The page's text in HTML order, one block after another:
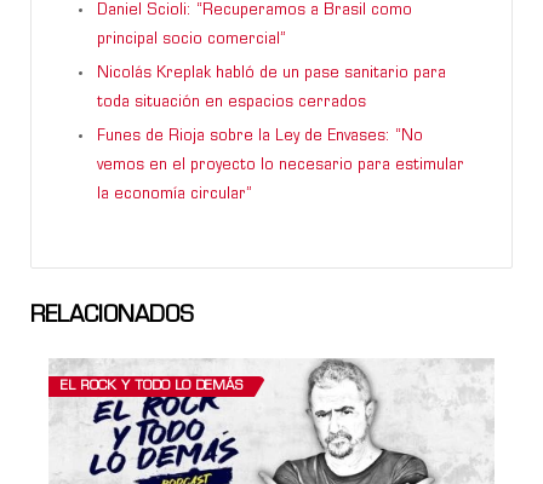
Daniel Scioli: “Recuperamos a Brasil como
principal socio comercial”
Nicolás Kreplak habló de un pase sanitario para
toda situación en espacios cerrados
Funes de Rioja sobre la Ley de Envases: “No
vemos en el proyecto lo necesario para estimular
la economía circular”
RELACIONADOS
EL ROCK Y TODO LO DEMÁS